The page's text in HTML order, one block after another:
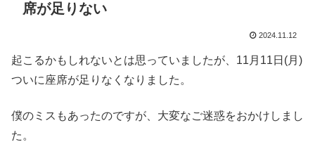
席が足りない
2024.11.12
起こるかもしれないとは思っていましたが、11月11日(月)
ついに座席が足りなくなりました。
僕のミスもあったのですが、大変なご迷惑をおかけしまし
た。